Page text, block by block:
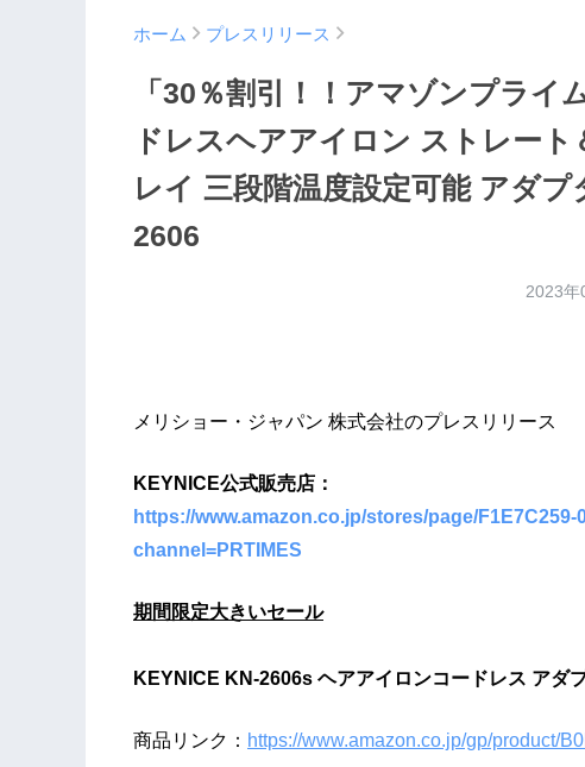
ホーム プレスリリース
「30％割引！！アマゾンプライ
ドレスヘアアイロン ストレー
レイ 三段階温度設定可能 アダ
2606
2023年
メリショー・ジャパン 株式会社のプレスリリース
KEYNICE公式販売店：
https://www.amazon.co.jp/stores/page/
channel=PRTIMES
期間限定大きいセール
KEYNICE KN-2606s ヘアアイロンコードレス アダ
商品リンク： https://www.amazon.co.jp/gp/product/